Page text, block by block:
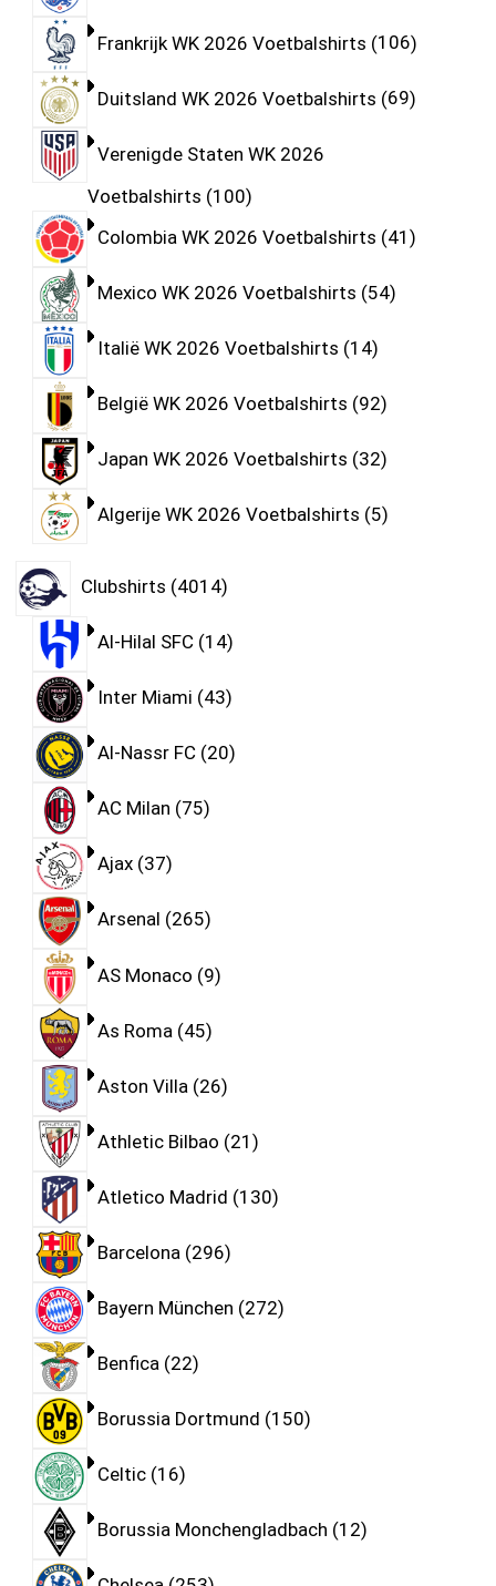
Frankrijk WK 2026 Voetbalshirts 106
Duitsland WK 2026 Voetbalshirts 69
Verenigde Staten WK 2026
Voetbalshirts 100
Colombia WK 2026 Voetbalshirts 41
Mexico WK 2026 Voetbalshirts 54
Italië WK 2026 Voetbalshirts 14
België WK 2026 Voetbalshirts 92
Japan WK 2026 Voetbalshirts 32
Algerije WK 2026 Voetbalshirts 5
Clubshirts 4014
Al-Hilal SFC 14
Inter Miami 43
Al-Nassr FC 20
AC Milan 75
Ajax 37
Arsenal 265
AS Monaco 9
As Roma 45
Aston Villa 26
Athletic Bilbao 21
Atletico Madrid 130
Barcelona 296
Bayern München 272
Benfica 22
Borussia Dortmund 150
Celtic 16
Borussia Monchengladbach 12